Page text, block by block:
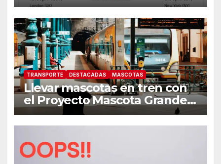
TRANSPORTE DESTACADAS MASCOTAS
Llevar mascotas en tren con
el Proyecto Mascota Grande
de Renfe cumple 1 año